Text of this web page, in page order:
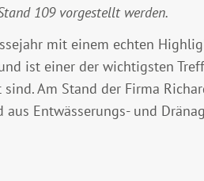
109 vorgestellt werden.
mit einem echten
ist einer der wichtigsten
Am Stand der Firma
Entwässerungs- und